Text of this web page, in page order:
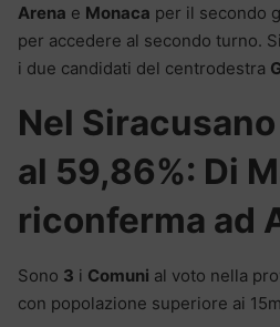
Arena e Monaca per il secondo
per accedere al secondo turno.
i due candidati del centrodestra
Nel
al 59,86%: Di
riconferma ad
Sono 3 i Comuni al voto nella
con popolazione superiore ai